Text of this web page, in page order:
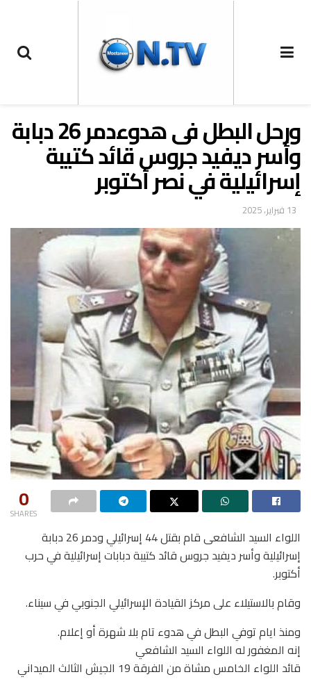
ورحل البطل فى هدوءدمر 26 دبابة
وأسر ديفيد جروس قائد كتيبة
إسرائيلية في نصر أكتوبر
13 فبراير، 2025
0
SHARES
اللواء السيد الشافعى قام بقتل 44 إسرائيلي ودمر 26 دبابة
إسرائيلية وأسر ديفيد جروس قائد كتيبة دبابات إسرائيلية في حرب
أكتوبر.
وقام بالاستيلاء على مركز القيادة الإسرائيلي الجنوبي في سيناء.
ومنذ ايام توفي البطل في هدوء تام بلا شهرة أو إعلام.
إنه المغفور له اللواء السيد الشافعي
قائد اللواء الخامس مشاة من الفرقة 19 الجيش الثالث الميداني